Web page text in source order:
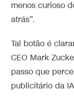
menos curioso
atrás”.
Tal botão é
CEO Mark
passo que
publicitário da